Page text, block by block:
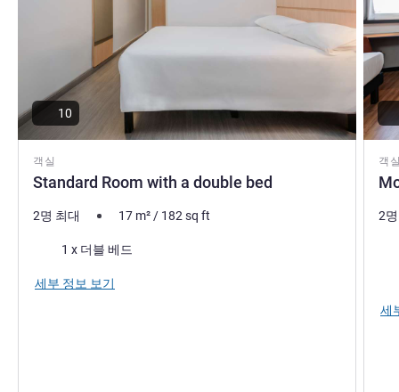
객실
Standard Room with a double bed
10
2명 최대 17 m²/ 182sq ft
1 x 더블 베드
세부 정보 보기
객
2
세